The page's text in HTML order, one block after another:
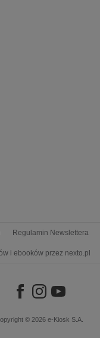
Regulamin Newslettera
i ebooków przez nexto.pl
© 2026 e-Kiosk S.A.